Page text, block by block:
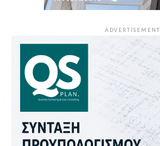
ADVERTISEMENT